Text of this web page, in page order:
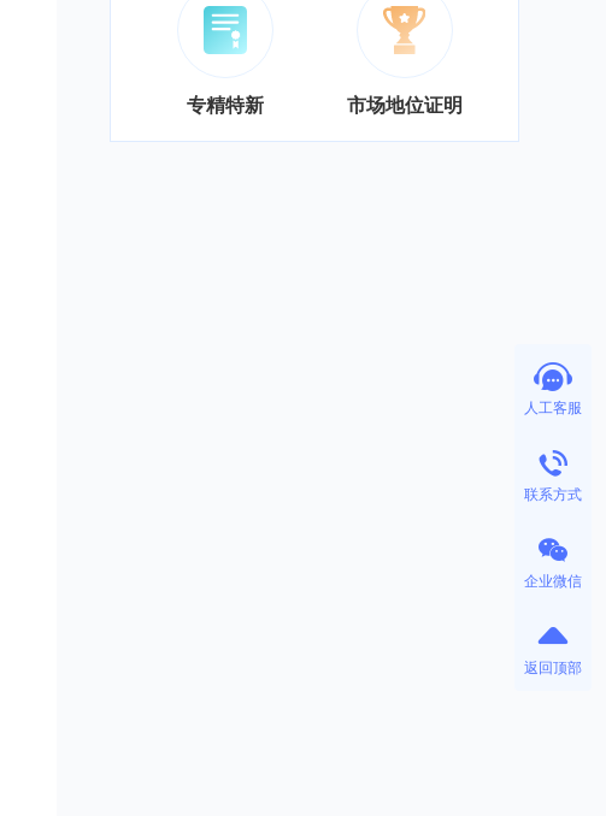
专精特新 市场地位证明
人工客服
联系方式
企业微信
返回顶部